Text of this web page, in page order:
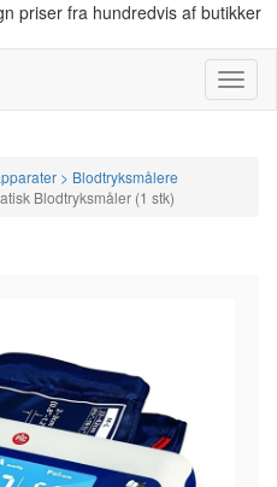
priser fra hundredvis af butikker
Menu
> Blodtryksmålere
Blodtryksmåler (1 stk)